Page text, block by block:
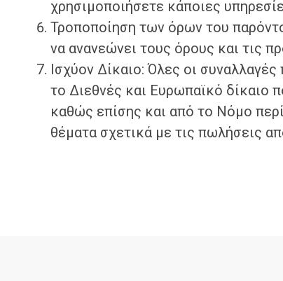
χρησιμοποιήσετε κάποιες
Τροποποίηση των όρων του
να ανανεώνει τoυς όρους και τις
Ισχύον Δίκαιο: Όλες οι
το Διεθνές και Ευρωπαϊκό δίκαιο
καθώς επίσης και από το Νόμο
θέματα σχετικά με τις πωλήσεις